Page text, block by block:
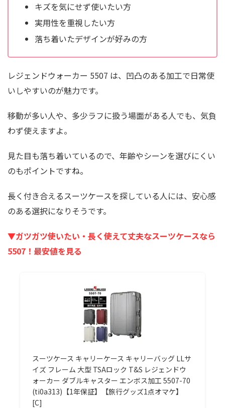
キズを気にせず使いたい方
実用性を重視したい方
落ち着いたデザインが好みの方
レジェンドウォーカー 5507 は、凹凸のある加工で日常使
いしやすいのが魅力です。
移動が多い人や、多少ラフに扱う場面がある人でも、気負
わず使えますよ。
見た目も落ち着いているので、年齢やシーンを選びにくい
のもポイントですね。
長く付き合えるスーツケースを探している人には、安心感
のある選択になりそうです。
▼ガツガツ使いたい・長く使えて丈夫なスーツケースなら
5507！最安値を見る
スーツケース キャリーケース キャリーバッグ LLサ
イズ フレーム 大型 TSAロック T&S レジェンドウ
ォーカー ダブルキャスター エンボス加工 5507-70
(ti0a313)【1年保証】【旅行グッズ1点オマケ】
[C]